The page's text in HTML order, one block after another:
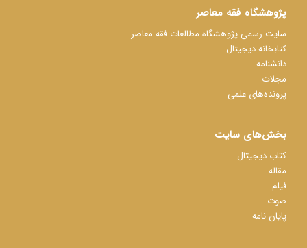
پژوهشگاه فقه معاصر
سایت رسمی پژوهشگاه مطالعات فقه معاصر
کتابخانه دیجیتال
دانشنامه
مجلات
پرونده‌های علمی
بخش‌های سایت
کتاب دیجیتال
مقاله
فیلم
صوت
پایان نامه